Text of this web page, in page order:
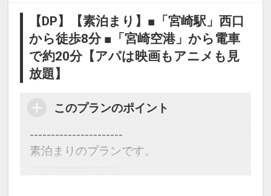
■駐車場
無料（予約不要）
■アクセス
延岡駅から 車 60分
設定期間：2025年2月18日～2026年11
月30日
【DP】【素泊まり】■「宮崎駅」西口
から徒歩8分 ■「宮崎空港」から電車
で約20分【アパは映画もアニメも見
放題】
このプランのポイント
----------------------
素泊まりのプランです。